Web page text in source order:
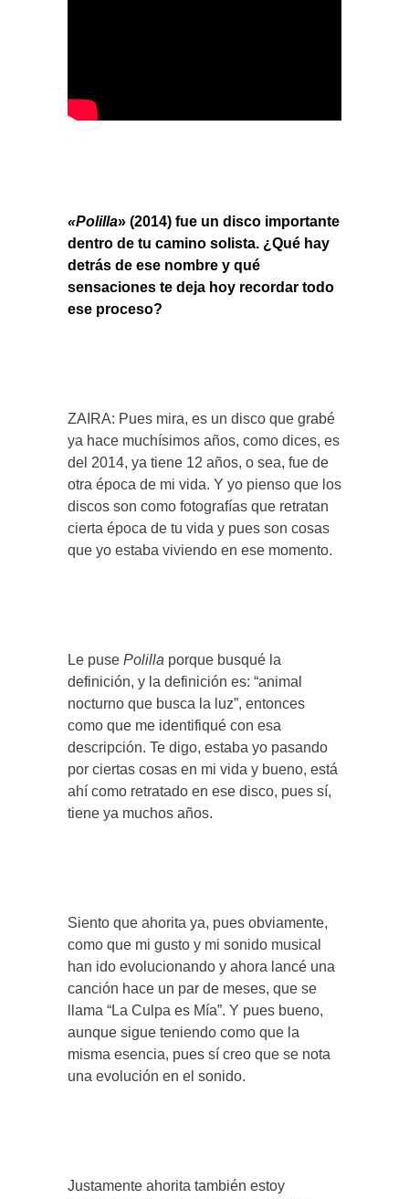
«Polilla» (2014) fue un disco importante
dentro de tu camino solista. ¿Qué hay
detrás de ese nombre y qué
sensaciones te deja hoy recordar todo
ese proceso?
ZAIRA: Pues mira, es un disco que grabé
ya hace muchísimos años, como dices, es
del 2014, ya tiene 12 años, o sea, fue de
otra época de mi vida. Y yo pienso que los
discos son como fotografías que retratan
cierta época de tu vida y pues son cosas
que yo estaba viviendo en ese momento.
Le puse Polilla porque busqué la
definición, y la definición es: “animal
nocturno que busca la luz”, entonces
como que me identifiqué con esa
descripción. Te digo, estaba yo pasando
por ciertas cosas en mi vida y bueno, está
ahí como retratado en ese disco, pues sí,
tiene ya muchos años.
Siento que ahorita ya, pues obviamente,
como que mi gusto y mi sonido musical
han ido evolucionando y ahora lancé una
canción hace un par de meses, que se
llama “La Culpa es Mía”. Y pues bueno,
aunque sigue teniendo como que la
misma esencia, pues sí creo que se nota
una evolución en el sonido.
Justamente ahorita también estoy